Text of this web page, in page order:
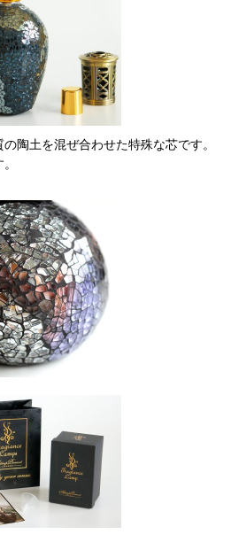
陶土を混ぜ合わせた特殊な芯です。